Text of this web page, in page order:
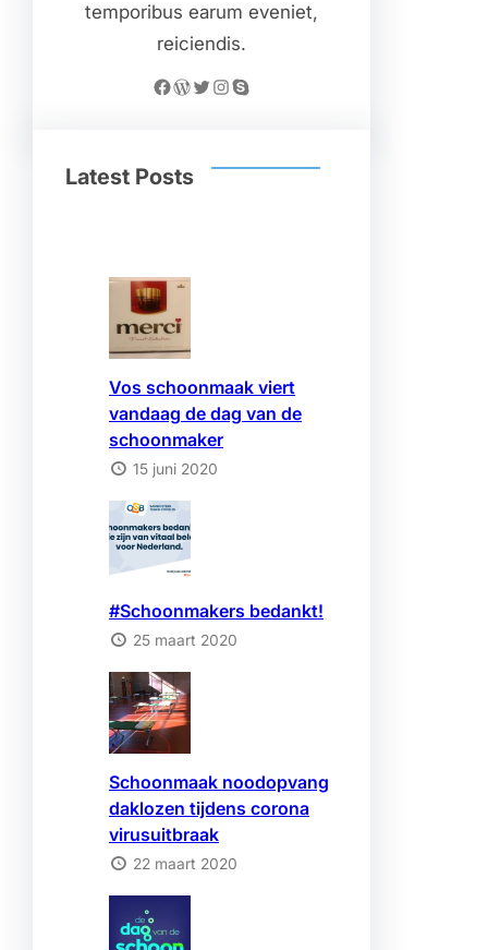
temporibus earum eveniet,
reiciendis.
Facebook WordPress Twitter InstagramSkype
Latest Posts
Vos schoonmaak viert
vandaag de dag van de
schoonmaker
15 juni 2020
#Schoonmakers bedankt!
25 maart 2020
Schoonmaak noodopvang
daklozen tijdens corona
virusuitbraak
22 maart 2020